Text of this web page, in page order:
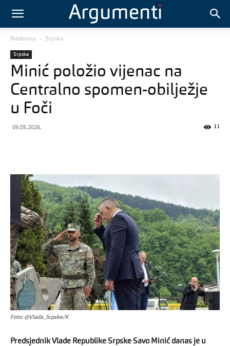
Naslovna Srpska
Srpska
Minić položio vijenac na
Centralno spomen-obilježje
u Foči
09.05.2026. 11
Foto: @Vlada_Srpske/X
Predsjednik Vlade Republike Srpske Savo Minić danas je u